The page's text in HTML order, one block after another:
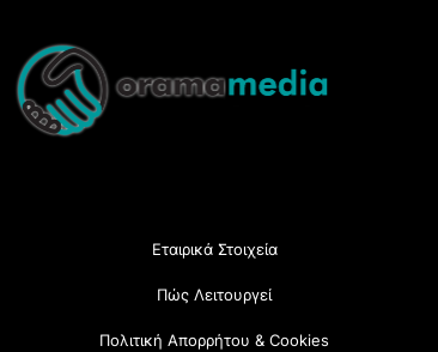
Top
Εταιρικά Στοιχεία
Πώς Λειτουργεί
Πολιτική Απορρήτου & Cookies